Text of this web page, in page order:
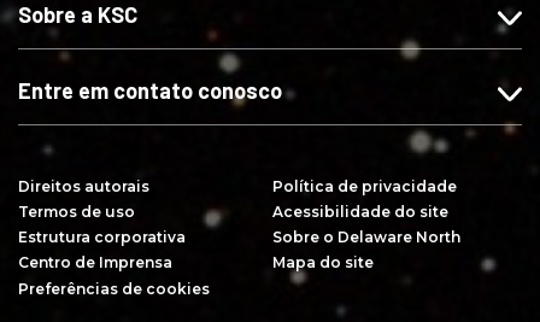
c
e
t
a
g
Y
b
e
Sobre a KSC
Entre em contato conosco
Direitos autorais
Política de privacidade
Termos de uso
Acessibilidade do site
Estrutura corporativa
Sobre o Delaware North
Centro de Imprensa
Mapa do site
Preferências de cookies